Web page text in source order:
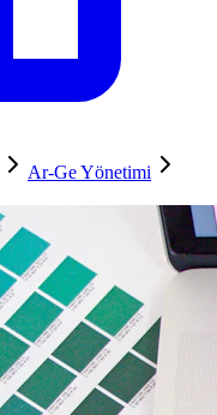
Ar-Ge Yönetimi